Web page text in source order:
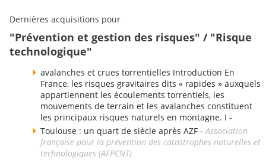
Dernières acquisitions pour
"Prévention et gestion des risques" / "Risque
technologique"
avalanches et crues torrentielles Introduction En
France, les risques gravitaires dits « rapides » auxquels
appartiennent les écoulements torrentiels, les
mouvements de terrain et les avalanches constituent
les principaux risques naturels en montagne. I -
Toulouse : un quart de siècle après AZF - Association
française pour la prévention des catastrophes naturelles et
technologiques (AFPCNT)